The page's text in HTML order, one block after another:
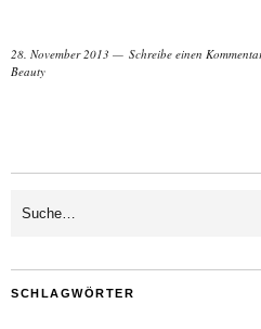
28. November 2013
Schreibe einen
Beauty
SCHLAGWÖRTER